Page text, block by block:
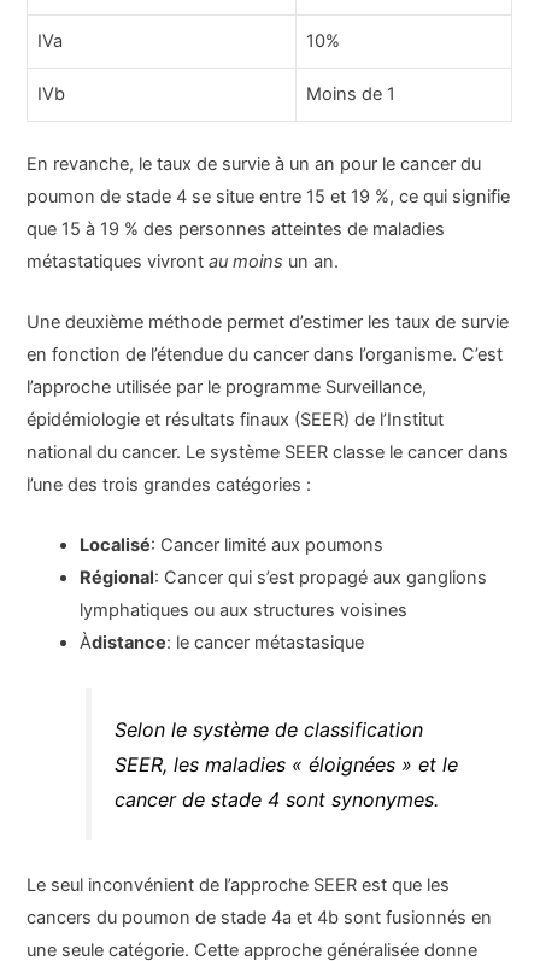
IVa 10%
IVb Moins de 1
En revanche, le taux de survie à un an pour le cancer du
poumon de stade 4 se situe entre 15 et 19 %, ce qui signifie
que 15 à 19 % des personnes atteintes de maladies
métastatiques vivrontau moins un an.
Une deuxième méthode permet d’estimer les taux de survie
en fonction de l’étendue du cancer dans l’organisme. C’est
l’approche utilisée par le programme Surveillance,
épidémiologie et résultats finaux (SEER) de l’Institut
national du cancer. Le système SEER classe le cancer dans
l’une des trois grandes catégories :
Localisé: Cancer limité aux poumons
Régional: Cancer qui s’est propagé aux ganglions
lymphatiques ou aux structures voisines
Àdistance: le cancer métastasique
Selon le système de classification
SEER, les maladies « éloignées » et le
cancer de stade 4 sont synonymes.
Le seul inconvénient de l’approche SEER est que les
cancers du poumon de stade 4a et 4b sont fusionnés en
une seule catégorie. Cette approche généralisée donne